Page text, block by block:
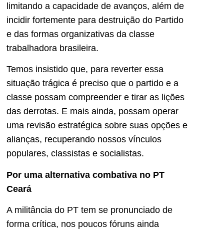
limitando a capacidade de avanços, além de
incidir fortemente para destruição do Partido
e das formas organizativas da classe
trabalhadora brasileira.
Temos insistido que, para reverter essa
situação trágica é preciso que o partido e a
classe possam compreender e tirar as lições
das derrotas. E mais ainda, possam operar
uma revisão estratégica sobre suas opções e
alianças, recuperando nossos vínculos
populares, classistas e socialistas.
Por uma alternativa combativa no PT
Ceará
A militância do PT tem se pronunciado de
forma crítica, nos poucos fóruns ainda